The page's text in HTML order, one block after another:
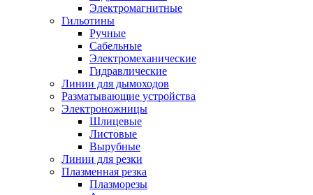
Электромагнитные
Гильотины
Ручные
Сабельные
Электромеханические
Гидравлические
Линии для дымоходов
Разматывающие устройства
Электроножницы
Шлицевые
Листовые
Вырубные
Линии для резки
Плазменная резка
Плазморезы